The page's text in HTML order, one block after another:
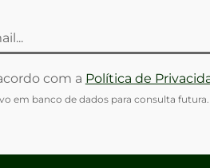
com a Política de
em banco de dados para consulta futura.